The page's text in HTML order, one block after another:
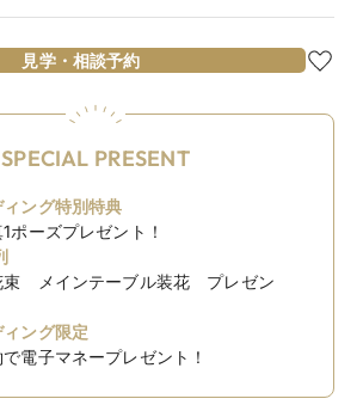
見学・相談予約
SPECIAL PRESENT
ング特別特典
ポーズプレゼント！
束 メインテーブル装花 プレゼン
ング限定
電子マネープレゼント！